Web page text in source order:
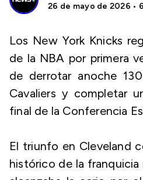
26 de mayo de 2026 •
Los New York Knicks
de la NBA por primera
de derrotar anoche
Cavaliers y completar
final de la Conferencia
El triunfo en Cleveland
histórico de la